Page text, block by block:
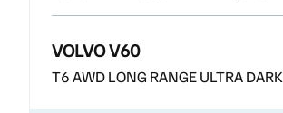
VOLVO V60
T6 AWD LONG RANGE ULTRA DARK